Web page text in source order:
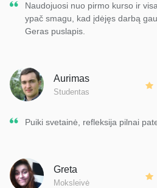
Naudojuosi nuo pirmo kurso ir
ypač smagu, kad įdėjęs darbą
Geras puslapis.
Aurimas
Studentas
Puiki svetainė, refleksija pilnai
Greta
Moksleivė